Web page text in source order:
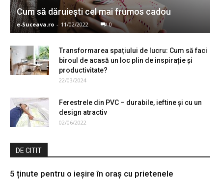
Cum să dăruiești cel mai frumos cadou
e-Suceava.ro - 11/02/2022 0
Transformarea spațiului de lucru: Cum să faci
biroul de acasă un loc plin de inspirație și
productivitate?
22/03/2024
Ferestrele din PVC – durabile, ieftine și cu un
design atractiv
02/06/2022
DE CITIT
5 ținute pentru o ieșire în oraș cu prietenele